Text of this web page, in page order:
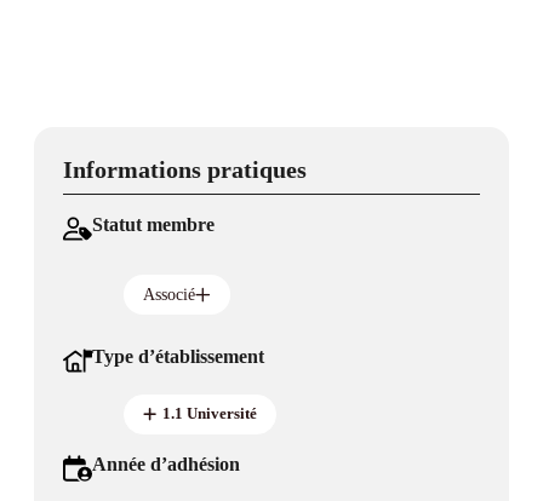
Informations pratiques
Statut membre
Associé
Type d’établissement
1.1 Université
Année d’adhésion